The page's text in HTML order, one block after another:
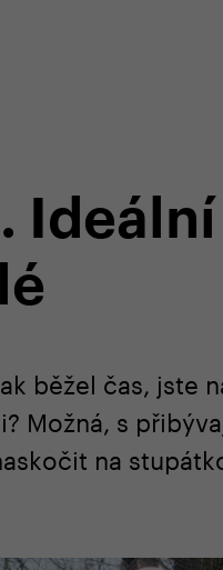
běžel čas, jste
Možná, s
na